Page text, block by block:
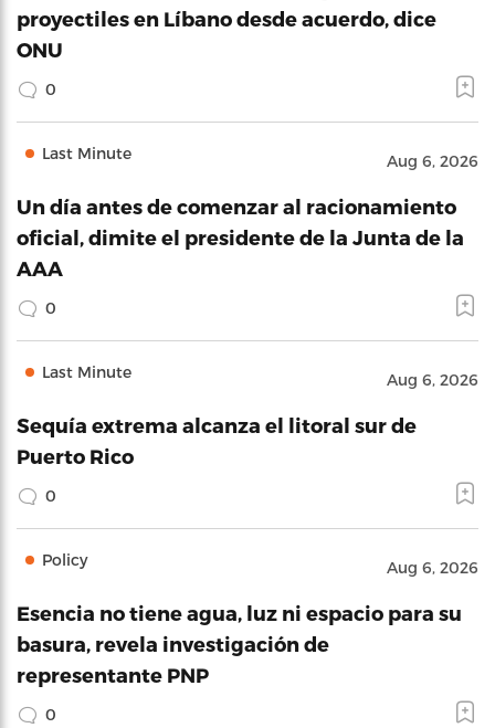
proyectiles en Líbano desde acuerdo, dice
ONU
0
Last Minute Aug 6, 2026
Un día antes de comenzar al racionamiento
oficial, dimite el presidente de la Junta de la
AAA
0
Last Minute Aug 6, 2026
Sequía extrema alcanza el litoral sur de
Puerto Rico
0
Policy Aug 6, 2026
Esencia no tiene agua, luz ni espacio para su
basura, revela investigación de
representante PNP
0